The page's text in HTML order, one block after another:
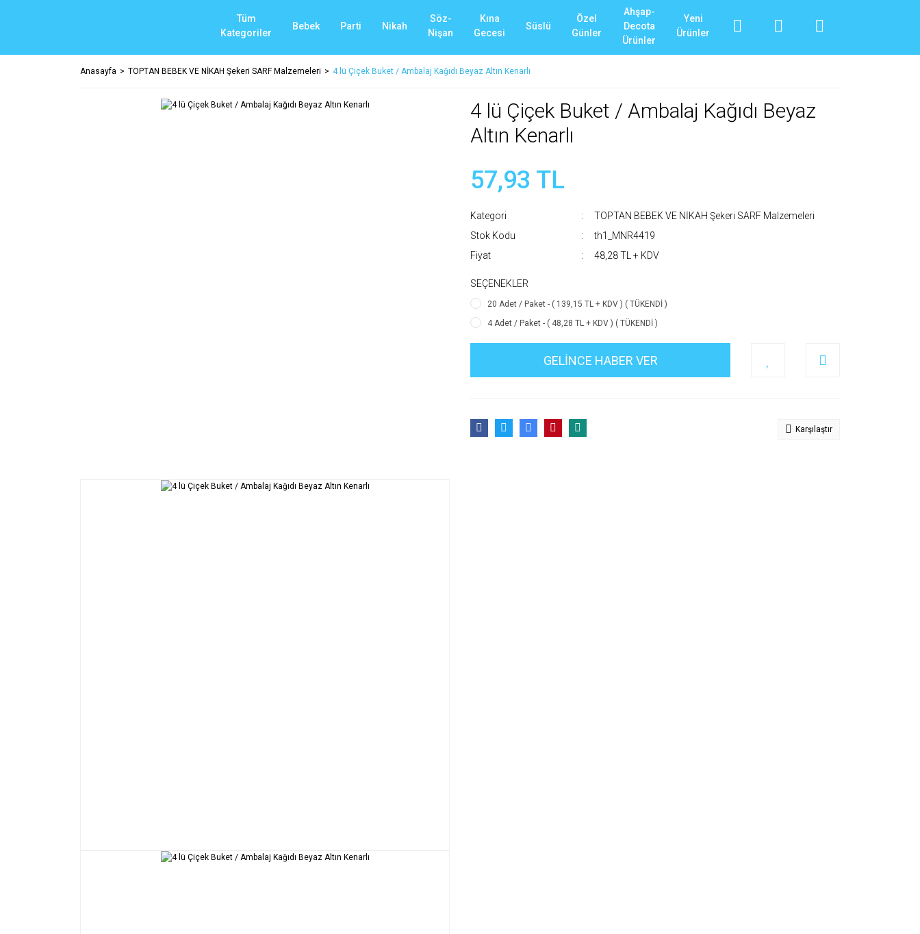
Tüm
Kategoriler
Bebek Parti Nikah
Söz-
Nişan
Kına
Gecesi
Süslü
Özel
Günler
Ahşap-
Decota
Ürünler
Yeni
Ürünler
Anasayfa TOPTAN BEBEK VE NİKAH Şekeri SARF Malzemeleri 4 lü Çiçek Buket / Ambalaj Kağıdı Beyaz Altın Kenarlı
4 lü Çiçek Buket / Ambalaj Kağıdı Beyaz
Altın Kenarlı
57,93 TL
Kategori
TOPTAN BEBEK VE NİKAH Şekeri SARF Malzemeleri
Stok Kodu
th1_MNR4419
Fiyat
48,28 TL + KDV
SEÇENEKLER
20 Adet / Paket - ( 139,15 TL + KDV ) ( TÜKENDİ )
4 Adet / Paket - ( 48,28 TL + KDV ) ( TÜKENDİ )
GELİNCE HABER VER
Karşılaştır